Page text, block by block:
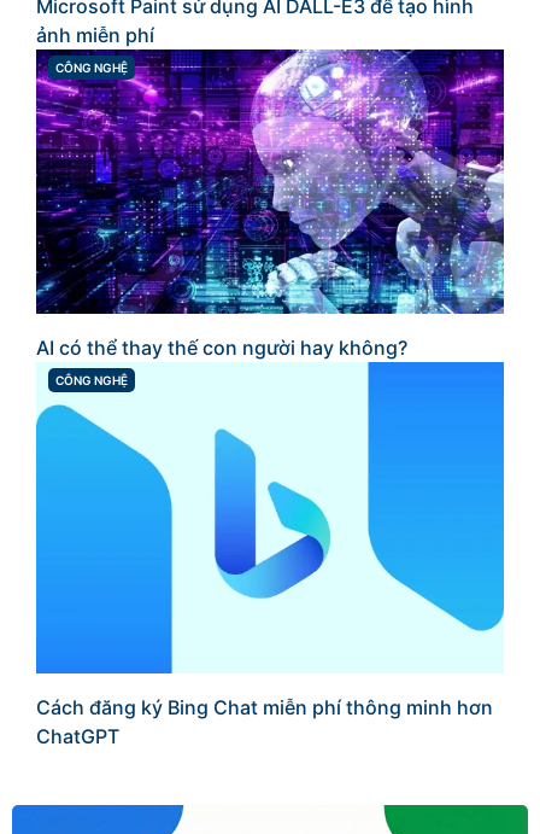
Microsoft Paint sử dụng AI DALL-E3 để tạo hình
ảnh miễn phí
CATEGORIES
CÔNG NGHỆ
AI có thể thay thế con người hay không?
CATEGORIES
CÔNG NGHỆ
Cách đăng ký Bing Chat miễn phí thông minh hơn
ChatGPT